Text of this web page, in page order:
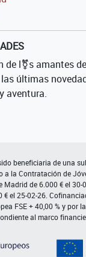
de l⚧s amantes
últimas
aventura.
beneficiaria de una
a la Contratación de
Madrid de 6.000 € el 30-
€ el 25-02-26.
FSE + 40,00 % y por
al marco